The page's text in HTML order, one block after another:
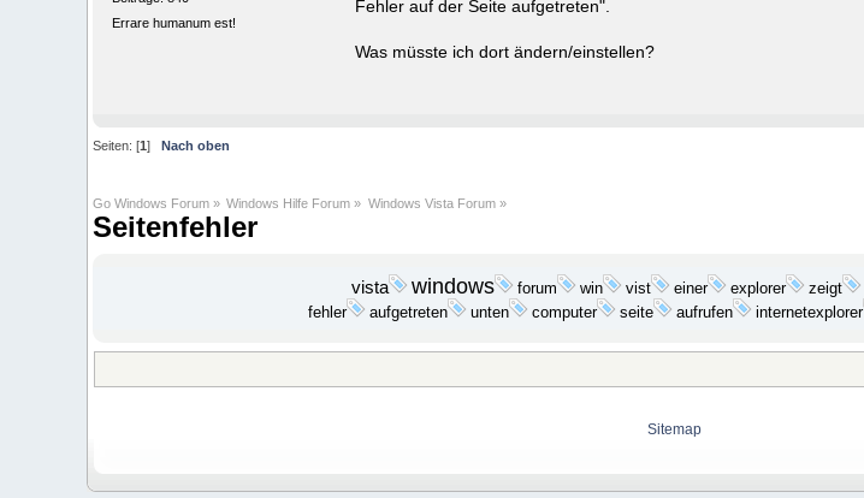
Errare humanum est!
Fehler auf der Seite aufgetreten".
Was müsste ich dort ändern/einstellen?
Seiten: [1 ] Nach oben
Go Windows Forum » Windows Hilfe Forum » Windows Vista Forum»
Seitenfehler
vista windows forum win vist einer explorer zeigt
fehler aufgetreten unten computer seite aufrufen internetexplorer
Sitemap